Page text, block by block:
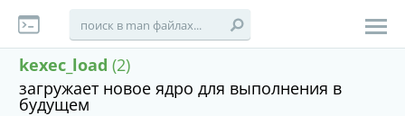
kexec_load (2)
загружает новое ядро для выполнения в
будущем